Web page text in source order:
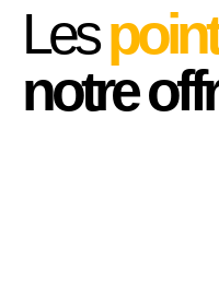
Les
notre